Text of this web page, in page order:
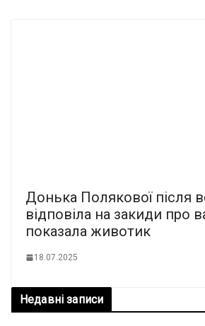
Донька Полякової після
відповіла на закиди про
показала животик
18.07.2025
Недавні записи